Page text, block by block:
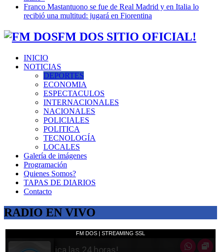
Franco Mastantuono se fue de Real Madrid y en Italia lo
recibió una multitud: jugará en Fiorentina
FM DOS SITIO OFICIAL!
INICIO
NOTICIAS
DEPORTES
ECONOMIA
ESPECTACULOS
INTERNACIONALES
NACIONALES
POLICIALES
POLITICA
TECNOLOGÍA
LOCALES
Galería de imágenes
Programación
Quienes Somos?
TAPAS DE DIARIOS
Contacto
RADIO EN VIVO